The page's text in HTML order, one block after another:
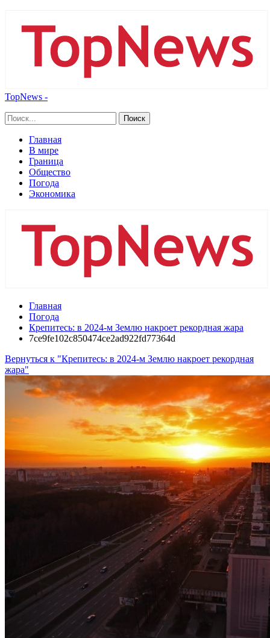
TopNews -
Главная
В мире
Граница
Общество
Погода
Экономика
Главная
Погода
Крепитесь: в 2024-м Землю накроет рекордная жара
7ce9fe102c850474ce2ad922fd77364d
Вернуться к "Крепитесь: в 2024-м Землю накроет рекордная
жара"